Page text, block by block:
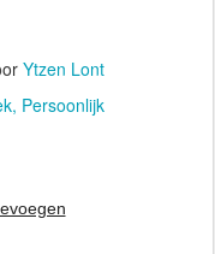
Ytzen Lont
Persoonlijk